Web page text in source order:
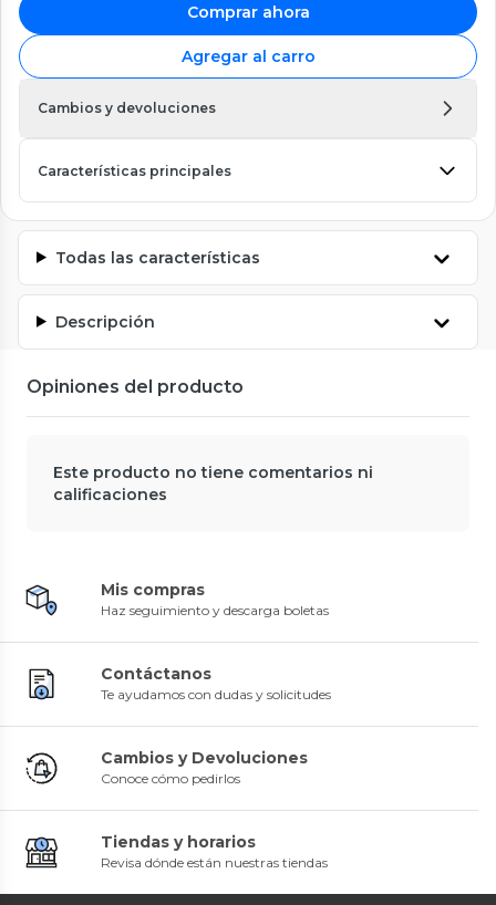
Comprar ahora
Agregar al carro
Cambios y devoluciones
Características principales
Todas las características
Descripción
Opiniones del producto
Este producto no tiene comentarios ni
calificaciones
Mis compras
Haz seguimiento y descarga boletas
Contáctanos
Te ayudamos con dudas y solicitudes
Cambios y Devoluciones
Conoce cómo pedirlos
Tiendas y horarios
Revisa dónde están nuestras tiendas